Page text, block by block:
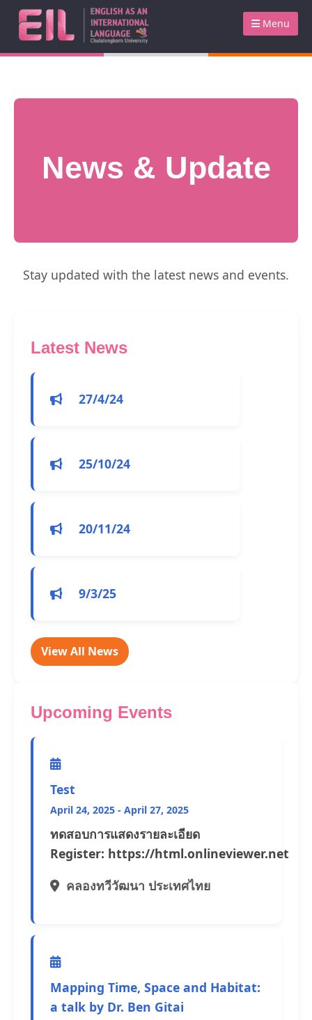
Menu
News & Update
Stay updated with the latest news and events.
Latest News
27/4/24
25/10/24
20/11/24
9/3/25
View All News
Upcoming Events
Test
April 24, 2025 - April 27, 2025
ทดสอบการแสดงรายละเอียด
Register: https://html.onlineviewer.net
คลองทวีวัฒนา ประเทศไทย
Mapping Time, Space and Habitat:
a talk by Dr. Ben Gitai